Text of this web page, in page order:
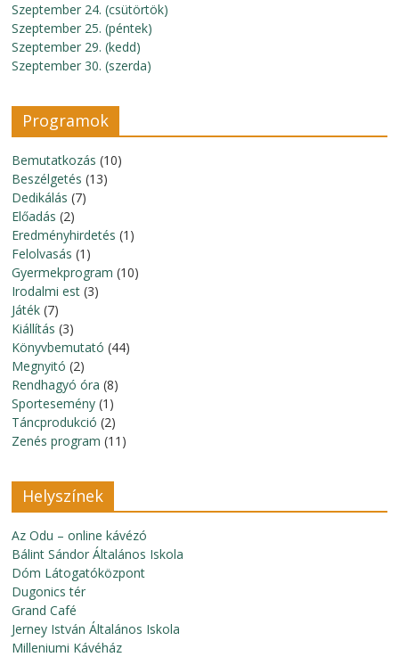
Szeptember 24. (csütörtök)
Szeptember 25. (péntek)
Szeptember 29. (kedd)
Szeptember 30. (szerda)
Programok
Bemutatkozás (10)
Beszélgetés (13)
Dedikálás (7)
Előadás (2)
Eredményhirdetés (1)
Felolvasás (1)
Gyermekprogram (10)
Irodalmi est (3)
Játék (7)
Kiállítás (3)
Könyvbemutató (44)
Megnyitó (2)
Rendhagyó óra (8)
Sportesemény (1)
Táncprodukció (2)
Zenés program (11)
Helyszínek
Az Odu – online kávézó
Bálint Sándor Általános Iskola
Dóm Látogatóközpont
Dugonics tér
Grand Café
Jerney István Általános Iskola
Milleniumi Kávéház